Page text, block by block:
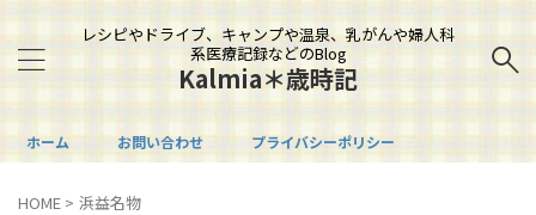
レシピやドライブ、キャンプや温泉、乳がんや婦人科
系医療記録などのBlog
Kalmia＊歳時記
ホーム お問い合わせ プライバシーポリシー
HOME > 浜益名物